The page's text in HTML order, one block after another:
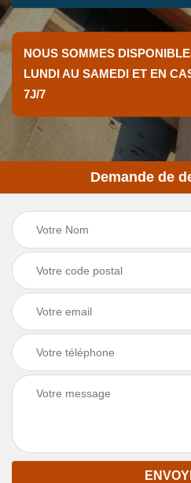
NOUS SOMMES
LUNDI AU SAMEDI ET EN
7J/7
Demande de